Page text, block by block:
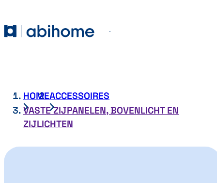
Abihome
HOMEACCESSOIRES
VASTE ZIJPANELEN, BOVENLICHT EN
ZIJLICHTEN